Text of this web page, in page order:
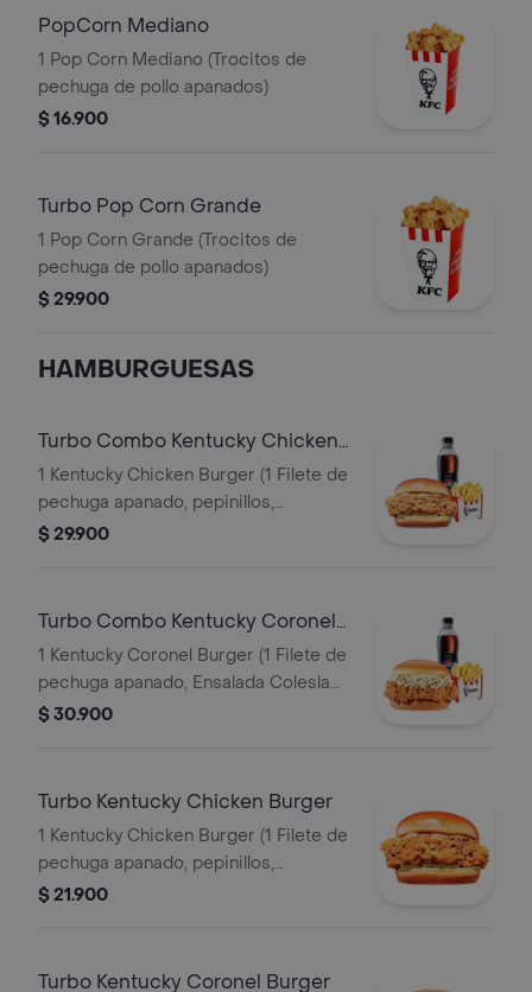
PopCorn Mediano
1 Pop Corn Mediano (Trocitos de
pechuga de pollo apanados)
$ 16.900
Turbo Pop Corn Grande
1 Pop Corn Grande (Trocitos de
pechuga de pollo apanados)
$ 29.900
HAMBURGUESAS
Turbo Combo Kentucky Chicken
Burger
1 Kentucky Chicken Burger (1 Filete de
pechuga apanado, pepinillos,
mayonesa premium y mantequilla) + 1
$ 29.900
Turbo Combo Kentucky Coronel
Burger
1 Kentucky Coronel Burger (1 Filete de
pechuga apanado, Ensalada Coleslaw,
BBQ y mantequilla) + 1 Papa Pequeña
$ 30.900
Turbo Kentucky Chicken Burger
1 Kentucky Chicken Burger (1 Filete de
pechuga apanado, pepinillos,
mayonesa premium y mantequilla)
$ 21.900
Turbo Kentucky Coronel Burger